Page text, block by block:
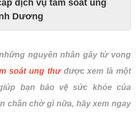
dịch vụ tầm soát ung
Dương
nguyên nhân gây tử vong
soát ung thưđược xem là một
bạn bảo vệ sức khỏe của
chần chờ gì nữa, hãy xem ngay